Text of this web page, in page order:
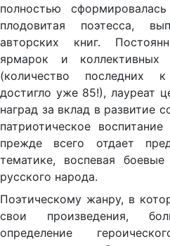
полностью
плодовитая поэтесса,
авторских книг.
ярмарок и коллективных
(количество последних
достигло уже 85!), лауреат
наград за вклад в развитие
патриотическое
прежде всего отдает
тематике, воспевая
русского народа.
Поэтическому жанру, в
свои произведения,
определение